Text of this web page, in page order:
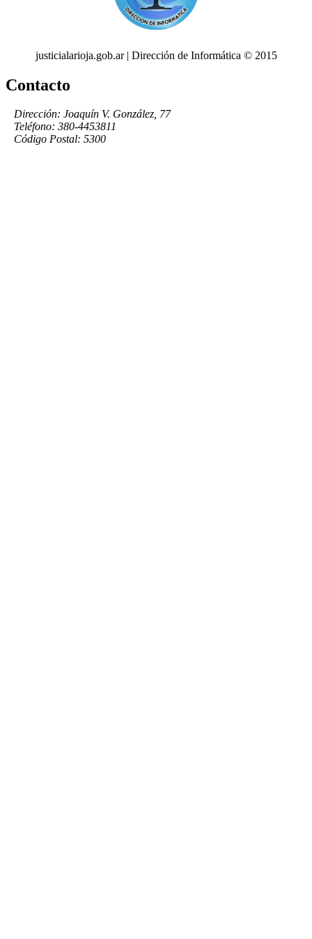
justicialarioja.gob.ar | Dirección de Informática © 2015
Contacto
Dirección: Joaquín V. González, 77
Teléfono: 380-4453811
Código Postal: 5300